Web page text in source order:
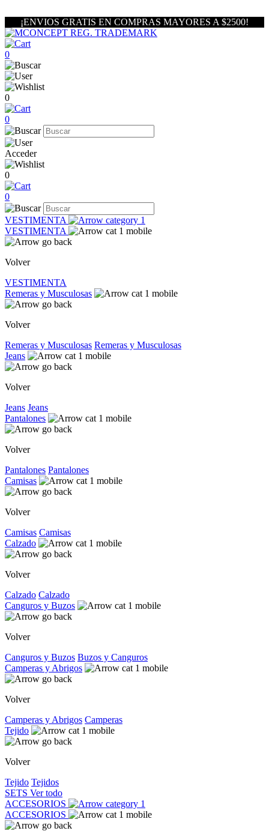
¡ENVIOS GRATIS EN COMPRAS MAYORES A $2500!
0
0
0
Acceder
0
0
VESTIMENTA
VESTIMENTA
Volver
VESTIMENTA
Remeras y Musculosas
Volver
Remeras y Musculosas Remeras y Musculosas
Jeans
Volver
Jeans Jeans
Pantalones
Volver
Pantalones Pantalones
Camisas
Volver
Camisas Camisas
Calzado
Volver
Calzado Calzado
Canguros y Buzos
Volver
Canguros y Buzos Buzos y Canguros
Camperas y Abrigos
Volver
Camperas y Abrigos Camperas
Tejido
Volver
Tejido Tejidos
SETS Ver todo
ACCESORIOS
ACCESORIOS